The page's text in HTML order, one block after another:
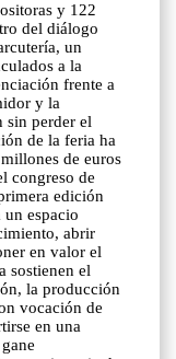
y 122
del diálogo
un
a la
frente a
y la
sin perder el
de la feria ha
de euros
congreso de
edición
espacio
abrir
en valor el
sostienen el
la producción
vocación de
en una